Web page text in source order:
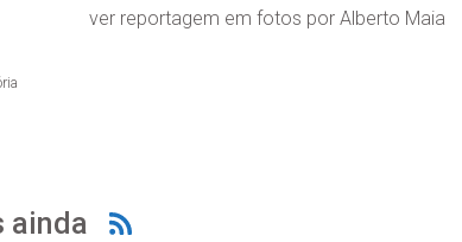
ver reportagem em fotos por Alberto Maia
ainda